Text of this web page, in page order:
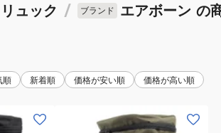
ュック / ブランド エアボーン の
順 新着順 価格が安い順 価格が高い順